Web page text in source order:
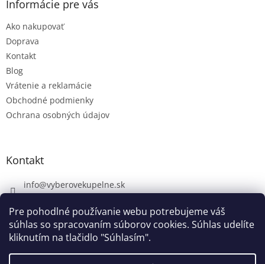
Pre pohodlné používanie webu potrebujeme váš
súhlas so spracovaním súborov cookies. Súhlas udelíte
kliknutím na tlačidlo "Súhlasím".
Informácie pre vás
Ako nakupovať
Doprava
Kontakt
Blog
Vrátenie a reklamácie
Obchodné podmienky
Ochrana osobných údajov
Kontakt
info@vyberovekupelne.sk
https://www.facebook.com/vyberovekoupelny/